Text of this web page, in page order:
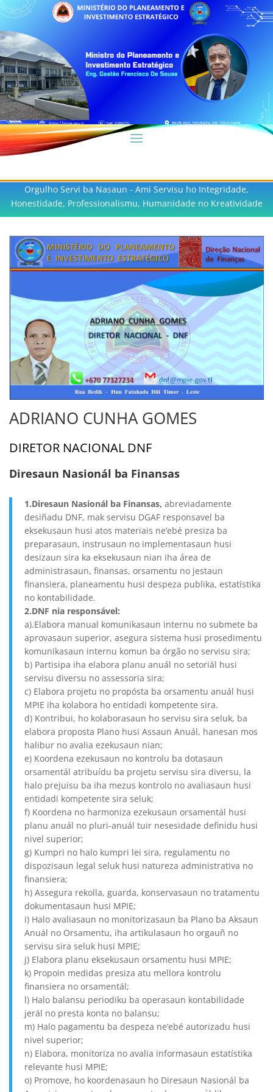
Orgulho Servi ba Nasaun - Ami Servisu ho Integridade,
Honestidade, Professionalismu, Humanidade no Kreatividade
ADRIANO CUNHA GOMES
DIRETOR NACIONAL DNF
Diresaun Nasionál ba Finansas
1.Diresaun Nasionál ba Finansas, abreviadamente
desiñadu DNF, mak servisu DGAF responsavel ba
eksekusaun husi atos materiais ne’ebé presiza ba
preparasaun, instrusaun no implementasaun husi
desizaun sira ka eksekusaun nian iha área de
administrasaun, finansas, orsamentu no jestaun
finansiera, planeamentu husi despeza publika, estatístika
no kontabilidade.
2.DNF nia responsável:
a).Elabora manual komunikasaun internu no submete ba
aprovasaun superior, asegura sistema husi prosedimentu
komunikasaun internu komun ba órgão no servisu sira;
b) Partisipa iha elabora planu anuál no setoriál husi
servisu diversu no assessoria sira;
c) Elabora projetu no propósta ba orsamentu anuál husi
MPIE iha kolabora ho entidadi kompetente sira.
d) Kontribui, ho kolaborasaun ho servisu sira seluk, ba
elabora proposta Plano husi Assaun Anuál, hanesan mos
halibur no avalia ezekusaun nian;
e) Koordena ezekusaun no kontrolu ba dotasaun
orsamentál atribuídu ba projetu servisu sira diversu, la
halo prejuisu ba iha mezus kontrolo no avaliasaun husi
entidadi kompetente sira seluk;
f) Koordena no harmoniza ezekusaun orsamentál husi
planu anuál no pluri-anuál tuir nesesidade definidu husi
nivel superior;
g) Kumpri no halo kumpri lei sira, regulamentu no
dispozisaun legal seluk husi natureza administrativa no
finansiera;
h) Assegura rekolla, guarda, konservasaun no tratamentu
dokumentasaun husi MPIE;
i) Halo avaliasaun no monitorizasaun ba Plano ba Aksaun
Anuál no Orsamentu, iha artikulasaun ho orgauñ no
servisu sira seluk husi MPIE;
j) Elabora planu eksekusaun orsamentu husi MPIE;
k) Propoin medidas presiza atu mellora kontrolu
finansiera no orsamentál;
l) Halo balansu periodiku ba operasaun kontabilidade
jerál no presta konta no balansu;
m) Halo pagamentu ba despeza ne’ebé autorizadu husi
nivel superior;
n) Elabora, monitoriza no avalia informasaun estatístika
relevante husi MPIE;
o) Promove, ho koordenasaun ho Diresaun Nasionál ba